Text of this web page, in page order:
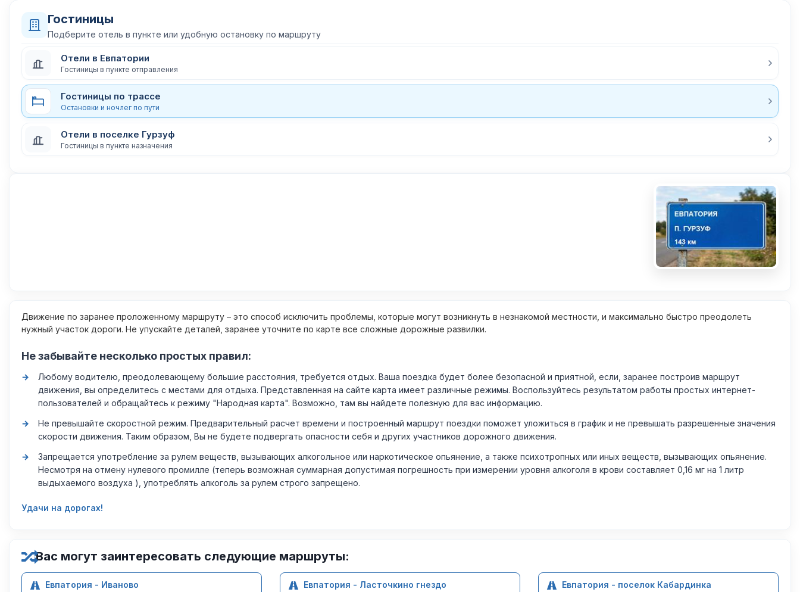
Гостиницы
Подберите отель в пункте или удобную остановку по маршруту
Отели в Евпатории
Гостиницы в пункте отправления
Гостиницы по трассе
Остановки и ночлег по пути
Отели в поселке Гурзуф
Гостиницы в пункте назначения
Движение по заранее проложенному маршруту – это способ исключить проблемы, которые могут возникнуть в незнакомой местности, и максимально быстро преодолеть
нужный участок дороги. Не упускайте деталей, заранее уточните по карте все сложные дорожные развилки.
Не забывайте несколько простых правил:
Любому водителю, преодолевающему большие расстояния, требуется отдых. Ваша поездка будет более безопасной и приятной, если, заранее построив маршрут
движения, вы определитесь с местами для отдыха. Представленная на сайте карта имеет различные режимы. Воспользуйтесь результатом работы простых интернет-
пользователей и обращайтесь к режиму "Народная карта". Возможно, там вы найдете полезную для вас информацию.
Не превышайте скоростной режим. Предварительный расчет времени и построенный маршрут поездки поможет уложиться в график и не превышать разрешенные значения
скорости движения. Таким образом, Вы не будете подвергать опасности себя и других участников дорожного движения.
Запрещается употребление за рулем веществ, вызывающих алкогольное или наркотическое опьянение, а также психотропных или иных веществ, вызывающих опьянение.
Несмотря на отмену нулевого промилле (теперь возможная суммарная допустимая погрешность при измерении уровня алкоголя в крови составляет 0,16 мг на 1 литр
выдыхаемого воздуха ), употреблять алкоголь за рулем строго запрещено.
Удачи на дорогах!
Вас могут заинтересовать следующие маршруты:
Евпатория - Иваново Евпатория - Ласточкино гнездо Евпатория - поселок Кабардинка